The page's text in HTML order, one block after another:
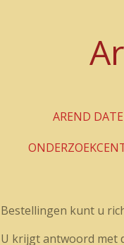
AREND
Bestellingen kunt u
U krijgt antwoord met